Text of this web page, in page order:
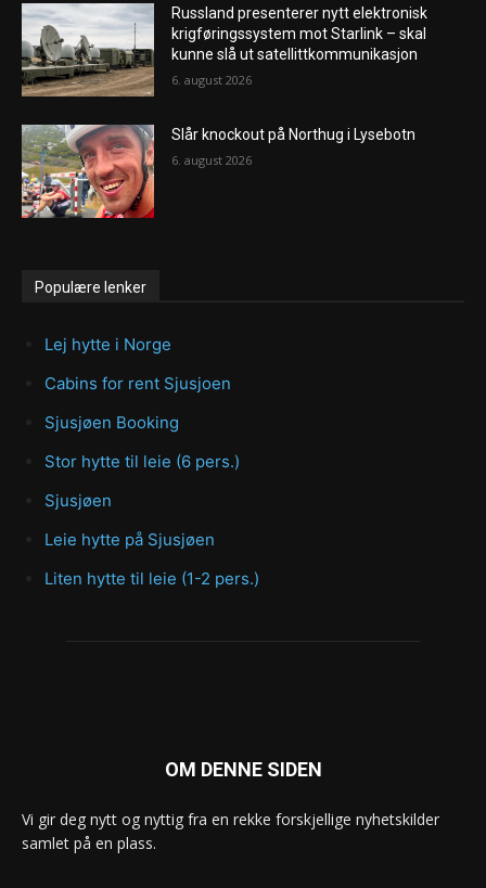
Russland presenterer nytt elektronisk
krigføringssystem mot Starlink – skal
kunne slå ut satellittkommunikasjon
6. august 2026
Slår knockout på Northug i Lysebotn
6. august 2026
Populære lenker
Lej hytte i Norge
Cabins for rent Sjusjoen
Sjusjøen Booking
Stor hytte til leie (6 pers.)
Sjusjøen
Leie hytte på Sjusjøen
Liten hytte til leie (1-2 pers.)
OM DENNE SIDEN
Vi gir deg nytt og nyttig fra en rekke forskjellige nyhetskilder
samlet på en plass.